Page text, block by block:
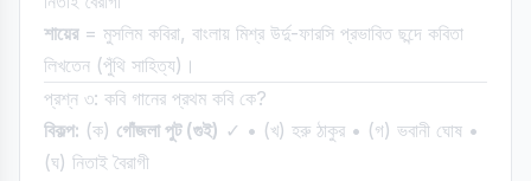
শায়ের= মুসলিম কবিরা, বাংলায় মিশ্র উর্দু-ফারসি প্রভাবিত ছন্দে কবিতা
লিখতেন (পুঁথি সাহিত্য)।
প্রশ্ন ৩: কবি গানের প্রথম কবি কে?
বিকল্প: (ক) গোঁজলা পুট (গুই) ✓ • (খ) হরু ঠাকুর • (গ) ভবানী ঘোষ •
(ঘ) নিতাই বৈরাগী